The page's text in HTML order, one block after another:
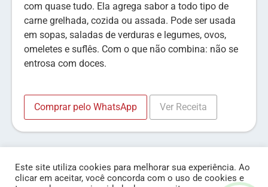
com quase tudo. Ela agrega sabor a todo tipo de
carne grelhada, cozida ou assada. Pode ser usada
em sopas, saladas de verduras e legumes, ovos,
omeletes e suflês. Com o que não combina: não se
entrosa com doces.
Comprar pelo WhatsApp Ver Receita
Este site utiliza cookies para melhorar sua experiência. Ao
clicar em aceitar, você concorda com o uso de cookies e